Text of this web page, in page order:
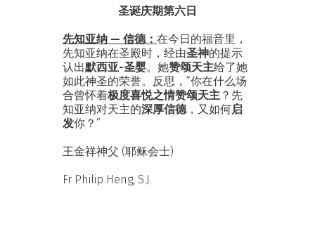
圣诞庆期第六日
先知亚纳 — 信德： 在今日的福音里，
先知亚纳在圣殿时，经由圣神的提示
认出默西亚-圣婴。她赞颂天主给了她
如此神圣的荣誉。反思，“你在什么场
合曾怀着极度喜悦之情赞颂天主 ？先
知亚纳对天主的深厚信德，又如何启
发你？”
王金祥神父 (耶稣会士)
Fr Philip Heng, S.J.